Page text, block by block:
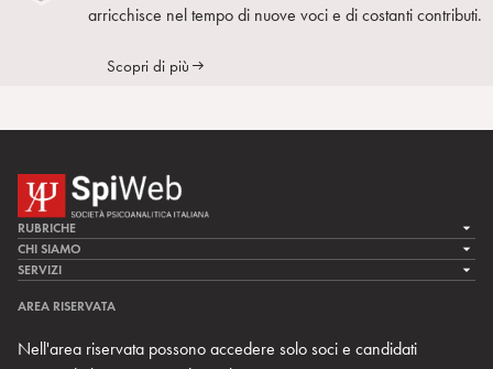
arricchisce nel tempo di nuove voci e di costanti contributi.
Scopri di più
RUBRICHE
LA CURA
LA RICERCA
MULTIMEDIA
CHI SIAMO
LA SPI
TEAM DI SPIWEB
CONTATTI
SERVIZI
ARCHIVIO STORICO
AREA RISERVATA
Nell'area riservata possono accedere solo soci e candidati